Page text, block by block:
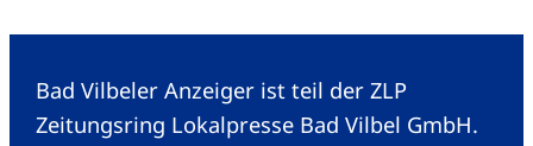
Bad Vilbeler Anzeiger ist teil der ZLP
Zeitungsring Lokalpresse Bad Vilbel GmbH.